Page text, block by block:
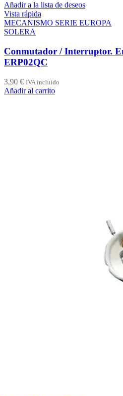
Añadir a la lista de deseos
Vista rápida
MECANISMO SERIE EUROPA
SOLERA
Conmutador / Interruptor.
ERP02QC
3,90 € IVA incluido
Añadir al carrito